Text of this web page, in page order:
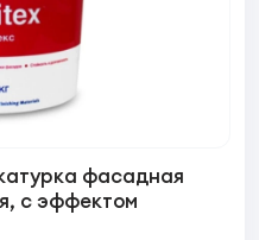
фасадная
с эффектом